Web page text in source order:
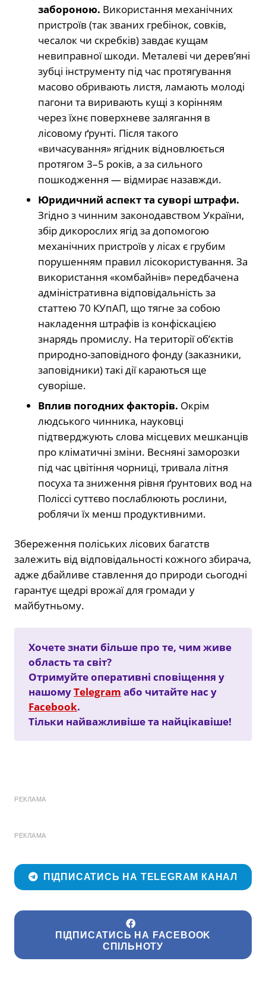
забороною. Використання механічних
пристроїв (так званих гребінок, совків,
чесалок чи скребків) завдає кущам
невиправної шкоди. Металеві чи дерев’яні
зубці інструменту під час протягування
масово обривають листя, ламають молоді
пагони та виривають кущі з корінням
через їхнє поверхневе залягання в
лісовому ґрунті. Після такого
«вичасування» ягідник відновлюється
протягом 3–5 років, а за сильного
пошкодження — відмирає назавжди.
Юридичний аспект та суворі штрафи.
Згідно з чинним законодавством України,
збір дикорослих ягід за допомогою
механічних пристроїв у лісах є грубим
порушенням правил лісокористування. За
використання «комбайнів» передбачена
адміністративна відповідальність за
статтею 70 КУпАП, що тягне за собою
накладення штрафів із конфіскацією
знарядь промислу. На території об’єктів
природно-заповідного фонду (заказники,
заповідники) такі дії караються ще
суворіше.
Вплив погодних факторів. Окрім
людського чинника, науковці
підтверджують слова місцевих мешканців
про кліматичні зміни. Весняні заморозки
під час цвітіння чорниці, тривала літня
посуха та зниження рівня ґрунтових вод на
Поліссі суттєво послаблюють рослини,
роблячи їх менш продуктивними.
Збереження поліських лісових багатств
залежить від відповідальності кожного збирача,
адже дбайливе ставлення до природи сьогодні
гарантує щедрі врожаї для громади у
майбутньому.
Хочете знати більше про те, чим живе
область та світ?
Отримуйте оперативні сповіщення у
нашомуTelegram або читайте нас у
Facebook.
Тільки найважливіше та найцікавіше!
РЕКЛАМА
РЕКЛАМА
ПІДПИСАТИСЬ НА TELEGRAM КАНАЛ
ПІДПИСАТИСЬ НА FACEBOOK
СПІЛЬНОТУ